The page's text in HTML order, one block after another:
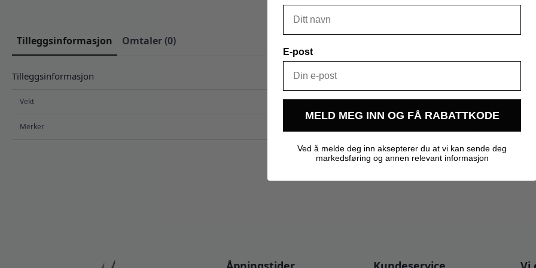
Tilleggsinformasjon Omtaler (0)
Tilleggsinformasjon
Vekt 1,200 kg
Merker
E-post
MELD MEG INN OG FÅ RABATTKODE
Ved å melde deg inn aksepterer du at vi kan sende deg
markedsføring og annen relevant informasjon